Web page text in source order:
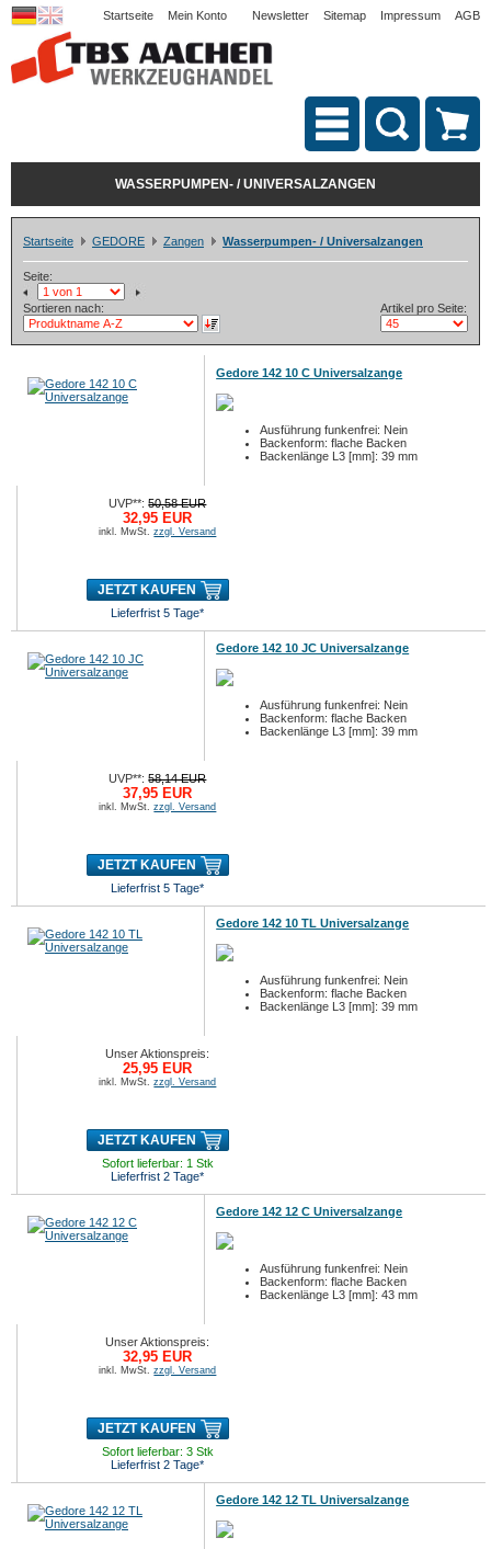
Startseite Mein Konto Newsletter Sitemap Impressum AGB
WASSERPUMPEN- / UNIVERSALZANGEN
Startseite GEDORE Zangen Wasserpumpen- / Universalzangen
Seite:
Sortieren nach: Artikel pro Seite:
Gedore 142 10 C Universalzange
Ausführung funkenfrei: Nein
Backenform: flache Backen
Backenlänge L3 [mm]: 39 mm
UVP**:50,58 EUR
32,95 EUR
inkl. MwSt.zzgl. Versand
JETZT KAUFEN
Lieferfrist 5 Tage*
Gedore 142 10 JC Universalzange
Ausführung funkenfrei: Nein
Backenform: flache Backen
Backenlänge L3 [mm]: 39 mm
UVP**:58,14 EUR
37,95 EUR
inkl. MwSt.zzgl. Versand
JETZT KAUFEN
Lieferfrist 5 Tage*
Gedore 142 10 TL Universalzange
Ausführung funkenfrei: Nein
Backenform: flache Backen
Backenlänge L3 [mm]: 39 mm
Unser Aktionspreis:
25,95 EUR
inkl. MwSt.zzgl. Versand
JETZT KAUFEN
Sofort lieferbar: 1 Stk
Lieferfrist 2 Tage*
Gedore 142 12 C Universalzange
Ausführung funkenfrei: Nein
Backenform: flache Backen
Backenlänge L3 [mm]: 43 mm
Unser Aktionspreis:
32,95 EUR
inkl. MwSt.zzgl. Versand
JETZT KAUFEN
Sofort lieferbar: 3 Stk
Lieferfrist 2 Tage*
Gedore 142 12 TL Universalzange